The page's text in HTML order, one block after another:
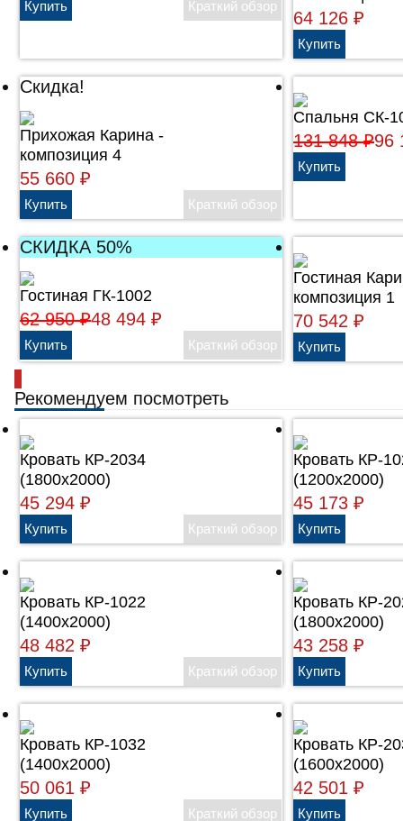
64 126₽
Скидка!
Прихожая Карина -
композиция 4
55 660₽
Спальня СК-
131 848₽96
СКИДКА 50%
Гостиная ГК-1002
62 950₽48 494₽
Гостиная
композиция 1
70 542₽
Рекомендуем посмотреть
Кровать КР-2034
(1800х2000)
45 294₽
Кровать КР-
(1200х2000)
45 173₽
Кровать КР-1022
(1400х2000)
48 482₽
Кровать КР-
(1800х2000)
43 258₽
Кровать КР-1032
(1400х2000)
50 061₽
Кровать КР-
(1600х2000)
42 501₽